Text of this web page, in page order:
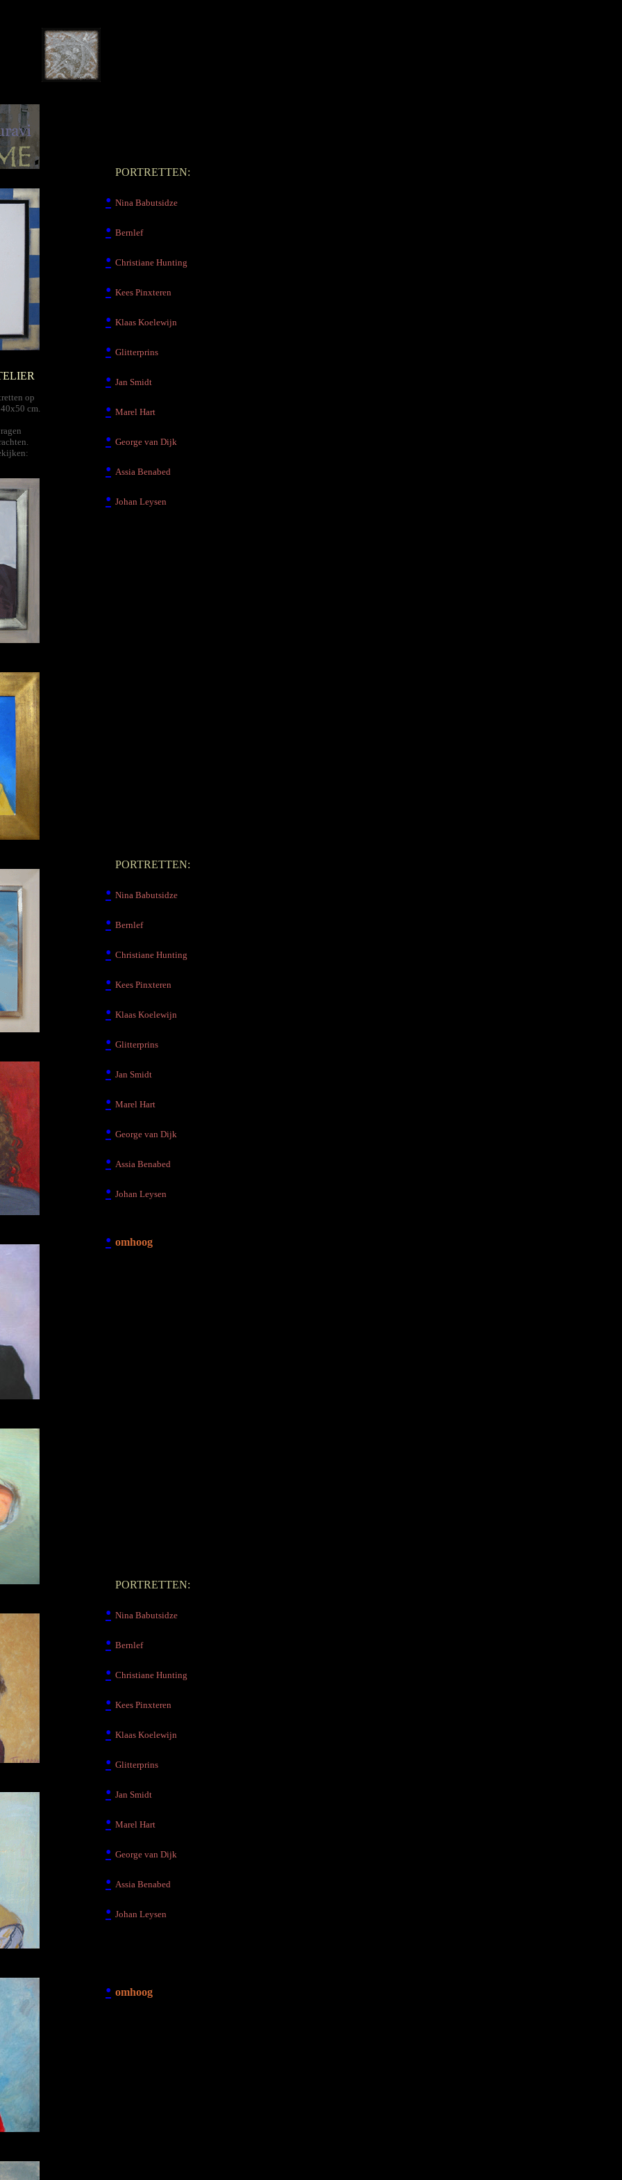
op
cm.
PORTRETTEN:
• Nina Babutsidze
• Bernlef
• Christiane Hunting
• Kees Pinxteren
• Klaas Koelewijn
• Glitterprins
• Jan Smidt
• Marel Hart
• George van Dijk
• Assia Benabed
• Johan Leysen
PORTRETTEN:
• Nina Babutsidze
• Bernlef
• Christiane Hunting
• Kees Pinxteren
• Klaas Koelewijn
• Glitterprins
• Jan Smidt
• Marel Hart
• George van Dijk
• Assia Benabed
• Johan Leysen
• omhoog
PORTRETTEN:
• Nina Babutsidze
• Bernlef
• Christiane Hunting
• Kees Pinxteren
• Klaas Koelewijn
• Glitterprins
• Jan Smidt
• Marel Hart
• George van Dijk
• Assia Benabed
• Johan Leysen
• omhoog